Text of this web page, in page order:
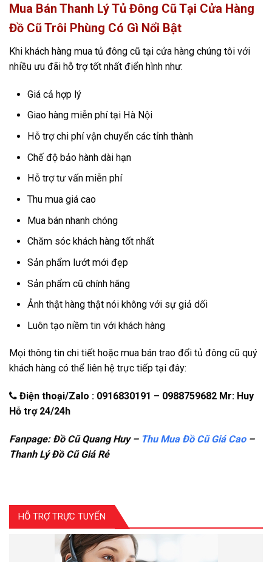
HỖ TRỢ TRỰC TUYẾN
Mua Bán Thanh Lý Tủ Đông Cũ Tại Cửa Hàng
Đồ Cũ Trôi Phùng Có Gì Nổi Bật
Khi khách hàng mua tủ đông cũ tại cửa hàng chúng tôi với
nhiều ưu đãi hỗ trợ tốt nhất điển hình như:
Giá cả hợp lý
Giao hàng miễn phí tại Hà Nội
Hỗ trợ chi phí vận chuyển các tỉnh thành
Chế độ bảo hành dài hạn
Hỗ trợ tư vấn miễn phí
Thu mua giá cao
Mua bán nhanh chóng
Chăm sóc khách hàng tốt nhất
Sản phẩm lướt mới đẹp
Sản phẩm cũ chính hãng
Ảnh thật hàng thật nói không với sự giả dối
Luôn tạo niềm tin với khách hàng
Mọi thông tin chi tiết hoặc mua bán trao đổi tủ đông cũ quý
khách hàng có thể liên hệ trực tiếp tại đây:
Điện thoại/Zalo : 0916830191 – 0988759682 Mr: Huy
Hỗ trợ 24/24h
Fanpage: Đồ Cũ Quang Huy – Thu Mua Đồ Cũ Giá Cao–
Thanh Lý Đồ Cũ Giá Rẻ